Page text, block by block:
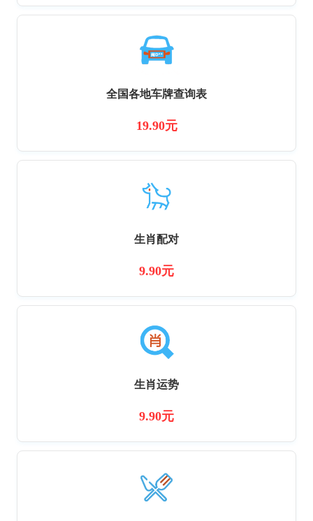
全国各地车牌查询表
19.90元
生肖配对
9.90元
生肖运势
9.90元